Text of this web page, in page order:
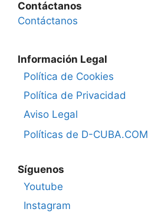
Contáctanos
Contáctanos
Información Legal
Política de Cookies
Política de Privacidad
Aviso Legal
Políticas de D-CUBA.COM
Síguenos
Youtube
Instagram